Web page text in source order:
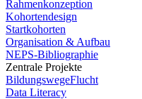
Rahmenkonzeption
Kohortendesign
Startkohorten
Organisation & Aufbau
NEPS-Bibliographie
Zentrale Projekte
BildungswegeFlucht
Data Literacy